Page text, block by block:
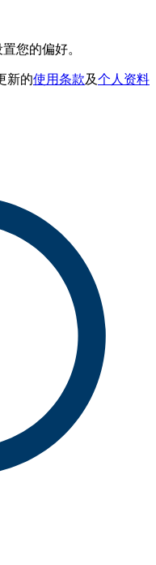
置您的偏好。
新的使用条款及个人资料